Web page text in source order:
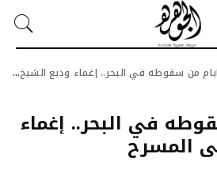
من سقوطه في البحر.. إغماء وديع الشيخ على المسرح
في البحر.. إغماء
المسرح